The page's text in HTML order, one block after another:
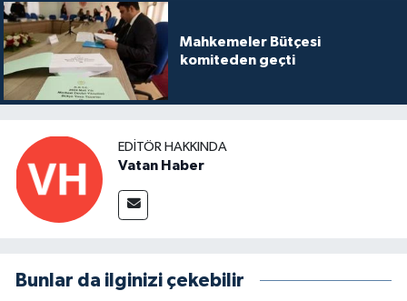
Mahkemeler Bütçesi
komiteden geçti
EDITÖR HAKKINDA
Vatan Haber
Bunlar da ilginizi çekebilir